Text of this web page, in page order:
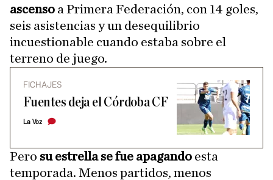
ascenso a Primera Federación, con 14 goles,
seis asistencias y un desequilibrio
incuestionable cuando estaba sobre el
terreno de juego.
FICHAJES
Fuentes deja el Córdoba CF
La Voz
Pero su estrella se fue apagando esta
temporada. Menos partidos, menos